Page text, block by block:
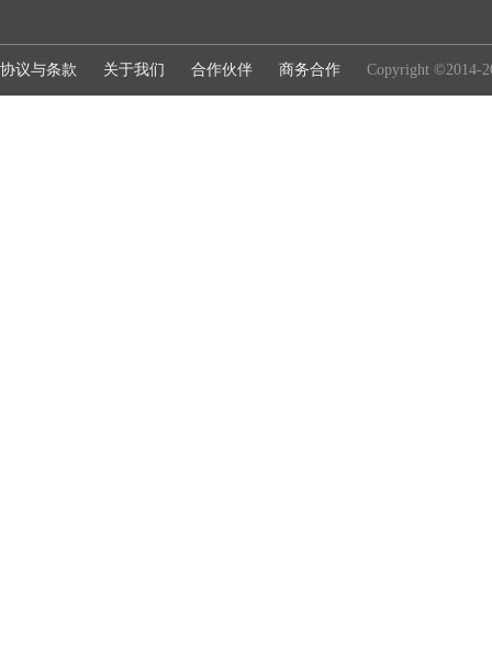
协议与条款 关于我们 合作伙伴 商务合作 Copyright ©2014-